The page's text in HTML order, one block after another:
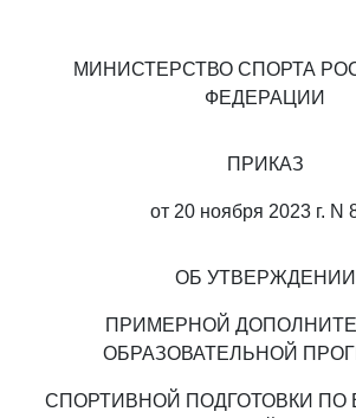
МИНИСТЕРСТВО СПОРТА
ФЕДЕРАЦИИ
ПРИКАЗ
от 20 ноября 2023 г. N
ОБ УТВЕРЖДЕНИИ
ПРИМЕРНОЙ
ОБРАЗОВАТЕЛЬНОЙ
СПОРТИВНОЙ ПОДГОТОВКИ ПО